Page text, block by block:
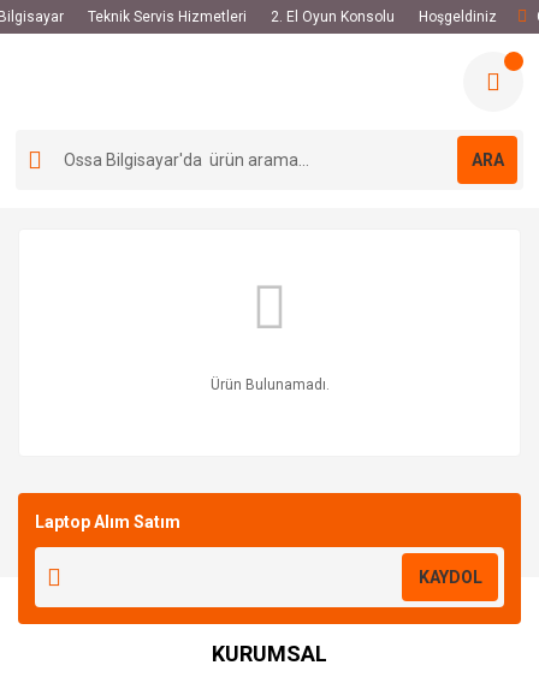
Teknik Servis Hizmetleri 2. El Oyun Konsolu Hoşgeldiniz
ARA
Ürün Bulunamadı.
Laptop Alım Satım
KAYDOL
KURUMSAL